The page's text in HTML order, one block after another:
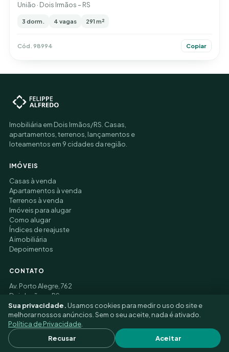
União · Dois Irmãos – RS
3 dorm. 4 vagas 291 m²
Cód. 98994 Copiar
Imobiliária em Dois Irmãos/RS. Casas,
apartamentos, terrenos, lançamentos e
loteamentos em 9 cidades da região.
IMÓVEIS
Casas à venda
Apartamentos à venda
Terrenos à venda
Imóveis para alugar
Como alugar
Índices de reajuste
A imobiliária
Depoimentos
CONTATO
Av. Porto Alegre, 762
Dois Irmãos – RS
(51) 3177-9006
© 2026 Felippe Alfredo Imobiliária · Privacidade
Preferências de cookies
Sua privacidade. Usamos cookies para medir o uso do site e
melhorar nossos anúncios. Sem o seu aceite, nada é ativado.
Política de Privacidade
Recusar
Aceitar